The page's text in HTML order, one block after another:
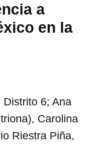
a
en la
6; Ana
Carolina
Riestra Piña,